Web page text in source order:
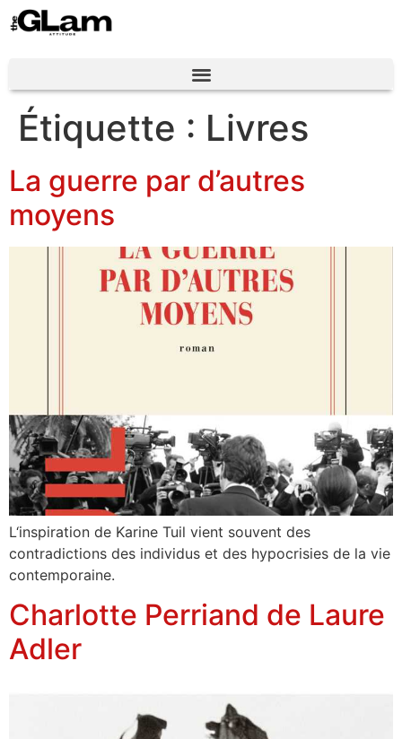
Étiquette : Livres
La guerre par d’autres
moyens
L‘inspiration de Karine Tuil vient souvent des
contradictions des individus et des hypocrisies de la vie
contemporaine.
Charlotte Perriand de Laure
Adler